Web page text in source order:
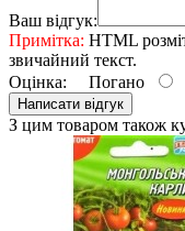
Ваш відгук:
Примітка: HTML
звичайний текст.
Оцінка: Погано
Написати відгук
З цим товаром також